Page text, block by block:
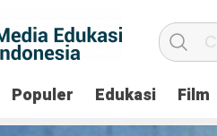
Populer Edukasi Film